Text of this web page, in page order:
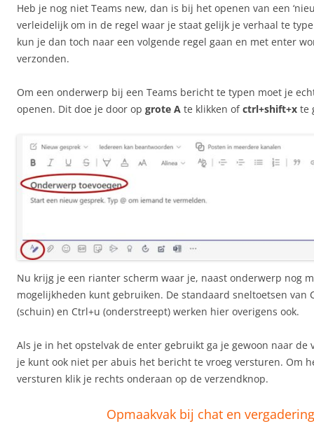
Heb je nog niet Teams new, dan is bij het openen van een
verleidelijk om in de regel waar je staat gelijk je verhaal te
kun je dan toch naar een volgende regel gaan en met enter
verzonden.
Om een onderwerp bij een Teams bericht te typen moet je
openen. Dit doe je door op grote A te klikken ofctrl+shift+x te
Nu krijg je een rianter scherm waar je, naast onderwerp nog
mogelijkheden kunt gebruiken. De standaard sneltoetsen van
(schuin) en Ctrl+u (onderstreept) werken hier overigens ook.
Als je in het opstelvak de enter gebruikt ga je gewoon naar de
je kunt ook niet per abuis het bericht te vroeg versturen. Om
versturen klik je rechts onderaan op de verzendknop.
Opmaakvak bij chat en vergadering